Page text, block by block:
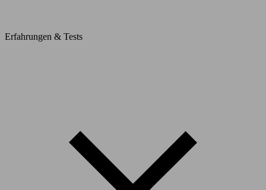
Erfahrungen & Tests